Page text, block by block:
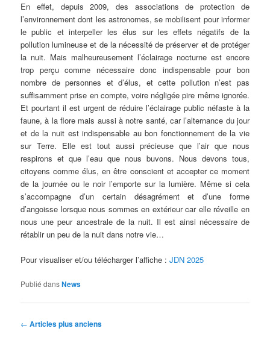
En effet, depuis 2009, des associations de protection de
l’environnement dont les astronomes, se mobilisent pour informer
le public et interpeller les élus sur les effets négatifs de la
pollution lumineuse et de la nécessité de préserver et de protéger
la nuit. Mais malheureusement l’éclairage nocturne est encore
trop perçu comme nécessaire donc indispensable pour bon
nombre de personnes et d’élus, et cette pollution n’est pas
suffisamment prise en compte, voire négligée pire même ignorée.
Et pourtant il est urgent de réduire l’éclairage public néfaste à la
faune, à la flore mais aussi à notre santé, car l’alternance du jour
et de la nuit est indispensable au bon fonctionnement de la vie
sur Terre. Elle est tout aussi précieuse que l’air que nous
respirons et que l’eau que nous buvons. Nous devons tous,
citoyens comme élus, en être conscient et accepter ce moment
de la journée ou le noir l’emporte sur la lumière. Même si cela
s’accompagne d’un certain désagrément et d’une forme
d’angoisse lorsque nous sommes en extérieur car elle réveille en
nous une peur ancestrale de la nuit. Il est ainsi nécessaire de
rétablir un peu de la nuit dans notre vie…
Pour visualiser et/ou télécharger l’affiche :JDN 2025
Publié dansNews
Navigation
← Articles plus anciens